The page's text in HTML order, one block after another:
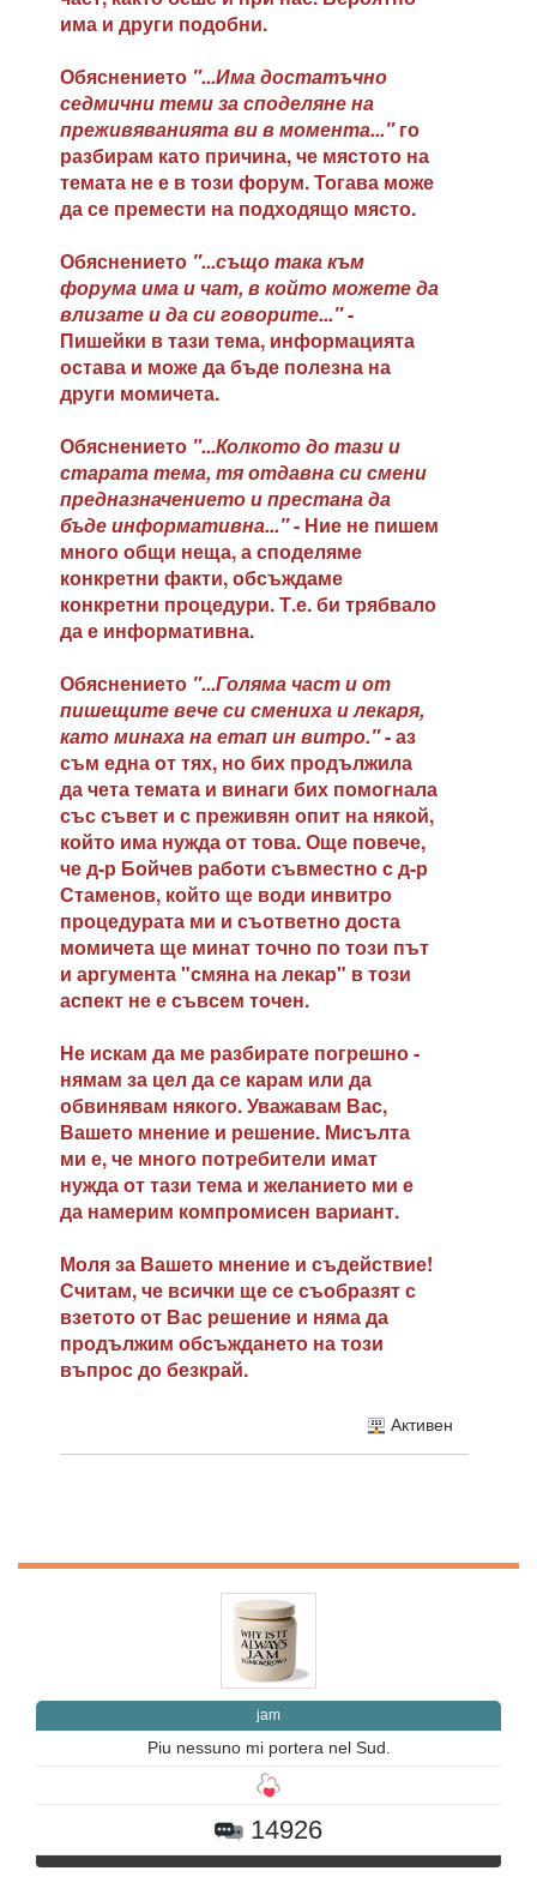
има и други подобни.
Обяснението "...Има достатъчно
седмични теми за споделяне на
преживяванията ви в момента..."го
разбирам като причина, че мястото на
темата не е в този форум. Тогава може
да се премести на подходящо място.
Обяснението "...също така към
форума има и чат, в който можете да
влизате и да си говорите..."-
Пишейки в тази тема, информацията
остава и може да бъде полезна на
други момичета.
Обяснението "...Колкото до тази и
старата тема, тя отдавна си смени
предназначението и престана да
бъде информативна..."- Ние не пишем
много общи неща, а споделяме
конкретни факти, обсъждаме
конкретни процедури. Т.е. би трябвало
да е информативна.
Обяснението "...Голяма част и от
пишещите вече си смениха и лекаря,
като минаха на етап ин витро."- аз
съм една от тях, но бих продължила
да чета темата и винаги бих помогнала
със съвет и с преживян опит на някой,
който има нужда от това. Още повече,
че д-р Бойчев работи съвместно с д-р
Стаменов, който ще води инвитро
процедурата ми и съответно доста
момичета ще минат точно по този път
и аргумента "смяна на лекар" в този
аспект не е съвсем точен.
Не искам да ме разбирате погрешно -
нямам за цел да се карам или да
обвинявам някого. Уважавам Вас,
Вашето мнение и решение. Мисълта
ми е, че много потребители имат
нужда от тази тема и желанието ми е
да намерим компромисен вариант.
Моля за Вашето мнение и съдействие!
Считам, че всички ще се съобразят с
взетото от Вас решение и няма да
продължим обсъждането на този
въпрос до безкрай.
Активен
jam
Piu nessuno mi portera nel Sud.
14926